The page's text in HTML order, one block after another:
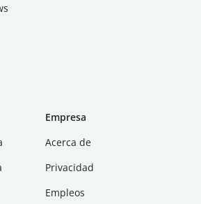
Empresa
Acerca de
Privacidad
Empleos